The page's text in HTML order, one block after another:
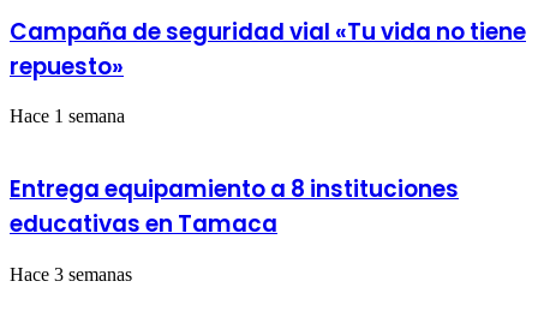
habitantes
de
Barquisimeto
Campaña de seguridad vial «Tu vida no tiene
repuesto»
Hace 1 semana
Entrega equipamiento a 8 instituciones
educativas en Tamaca
Hace 3 semanas